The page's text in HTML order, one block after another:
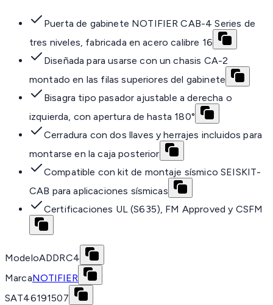
Puerta de gabinete NOTIFIER CAB-4 Series de
tres niveles, fabricada en acero calibre 16
Diseñada para usarse con un chasis CA-2
montado en las filas superiores del gabinete
Bisagra tipo pasador ajustable a derecha o
izquierda, con apertura de hasta 180°
Cerradura con dos llaves y herrajes incluidos para
montarse en la caja posterior
Compatible con kit de montaje sísmico SEISKIT-
CAB para aplicaciones sísmicas
Certificaciones UL (S635), FM Approved y CSFM
ModeloADDRC4
MarcaNOTIFIER
SAT46191507